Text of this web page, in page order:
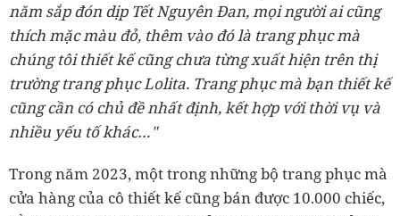
năm sắp đón dịp Tết Nguyên Đan, mọi người ai cũng
thích mặc màu đỏ, thêm vào đó là trang phục mà
chúng tôi thiết kế cũng chưa từng xuất hiện trên thị
trường trang phục Lolita. Trang phục mà bạn thiết kế
cũng cần có chủ đề nhất định, kết hợp với thời vụ và
nhiều yếu tố khác…"
Trong năm 2023, một trong những bộ trang phục mà
cửa hàng của cô thiết kế cũng bán được 10.000 chiếc,